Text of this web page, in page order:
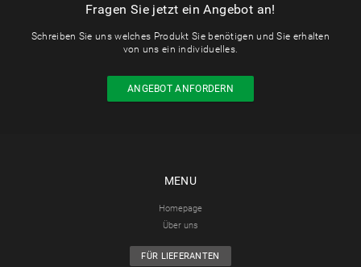
Fragen Sie jetzt ein Angebot an!
Schreiben Sie uns welches Produkt Sie benötigen und Sie erhalten
von uns ein individuelles.
ANGEBOT ANFORDERN
MENU
Homepage
Über uns
FÜR LIEFERANTEN